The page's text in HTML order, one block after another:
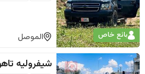
بائع خاص الموصل
شيفروليه